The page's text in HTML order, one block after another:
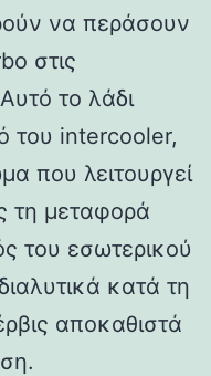
να περάσουν
στις
το λάδι
του intercooler,
που λειτουργεί
τη μεταφορά
του εσωτερικού
κατά τη
αποκαθιστά